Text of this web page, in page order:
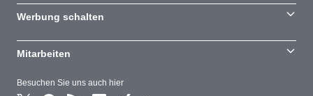
Besuchen Sie uns auch hier
Werbung schalten
Mitarbeiten